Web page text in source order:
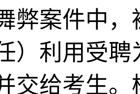
弊案件中
）利用受
交给考生